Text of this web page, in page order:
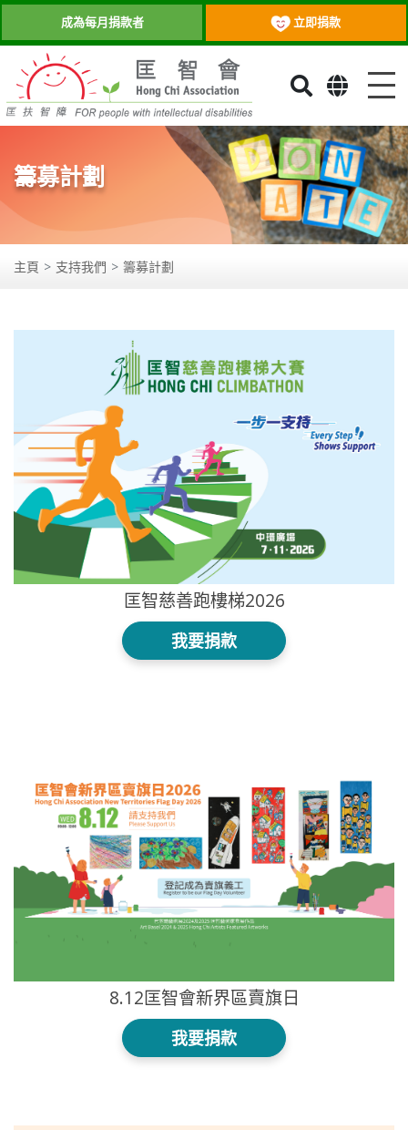
成為每月捐款者 立即捐款
目錄
籌募計劃
主頁 支持我們 籌募計劃
匡智慈善跑樓梯2026
我要捐款
8.12匡智會新界區賣旗日
我要捐款